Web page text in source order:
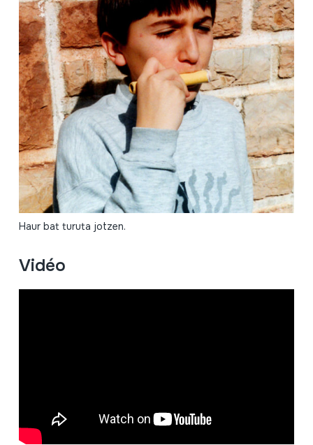
Haur bat turuta jotzen.
Vidéo